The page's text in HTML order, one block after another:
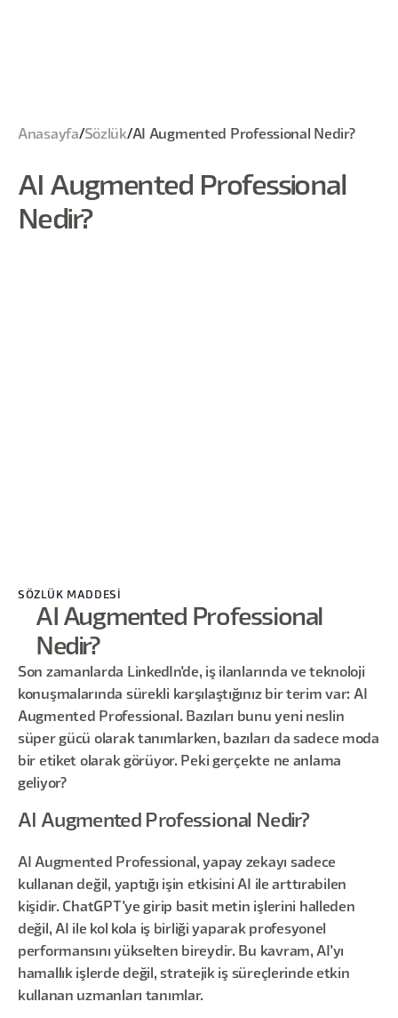
Anasayfa/Sözlük/AI Augmented Professional Nedir?
AI Augmented Professional
Nedir?
SÖZLÜK MADDESİ
AI Augmented Professional
Nedir?
Son zamanlarda LinkedIn'de, iş ilanlarında ve teknoloji
konuşmalarında sürekli karşılaştığınız bir terim var: AI
Augmented Professional. Bazıları bunu yeni neslin
süper gücü olarak tanımlarken, bazıları da sadece moda
bir etiket olarak görüyor. Peki gerçekte ne anlama
geliyor?
AI Augmented Professional Nedir?
AI Augmented Professional, yapay zekayı sadece
kullanan değil, yaptığı işin etkisini AI ile arttırabilen
kişidir. ChatGPT'ye girip basit metin işlerini halleden
değil, AI ile kol kola iş birliği yaparak profesyonel
performansını yükselten bireydir. Bu kavram, AI'yı
hamallık işlerde değil, stratejik iş süreçlerinde etkin
kullanan uzmanları tanımlar.